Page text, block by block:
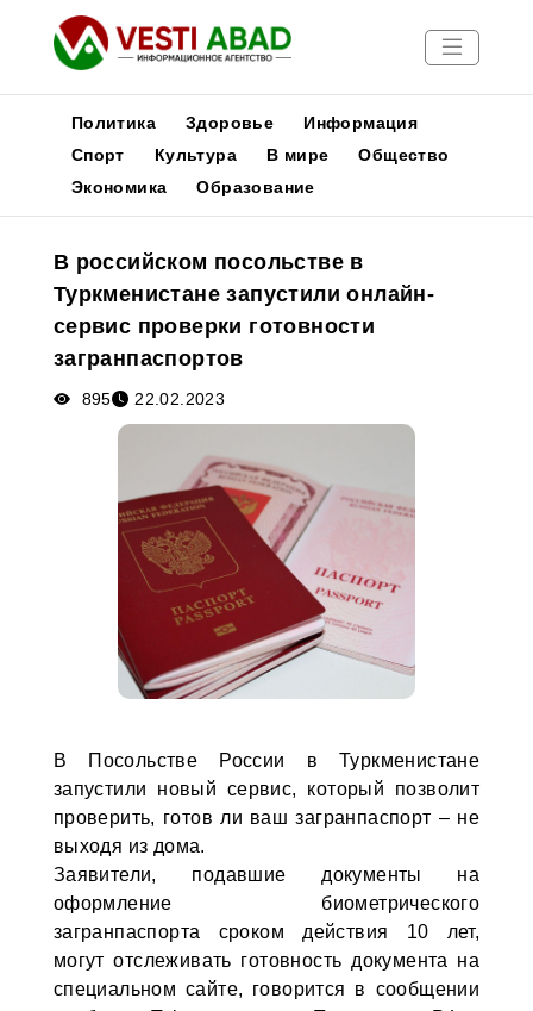
Новости
Медиа
Афиша
Политика Здоровье
Информация
Спорт
Культура В мире
Общество
Экономика
Образование
В российском посольстве в
Туркменистане запустили онлайн-
сервис проверки готовности
загранпаспортов
895 22.02.2023
В Посольстве России в Туркменистане
запустили новый сервис, который позволит
проверить, готов ли ваш загранпаспорт – не
выходя из дома.
Заявители, подавшие документы на
оформление биометрического
загранпаспорта сроком действия 10 лет,
могут отслеживать готовность документа на
специальном сайте, говорится в сообщении